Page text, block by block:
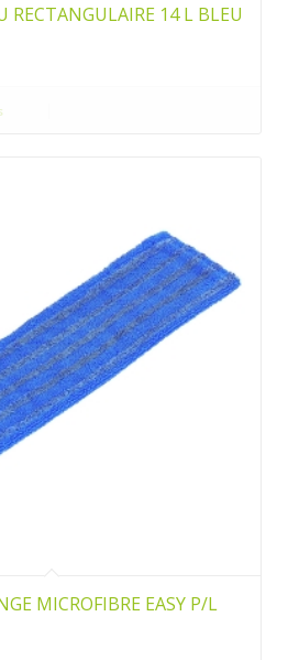
RECTANGULAIRE 14 L BLEU
MICROFIBRE EASY P/L